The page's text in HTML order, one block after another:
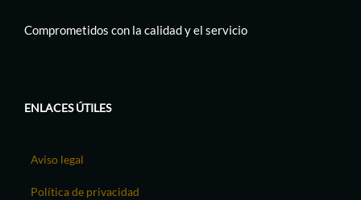
Comprometidos con la calidad y el servicio
ENLACES ÚTILES
Aviso legal
Política de privacidad